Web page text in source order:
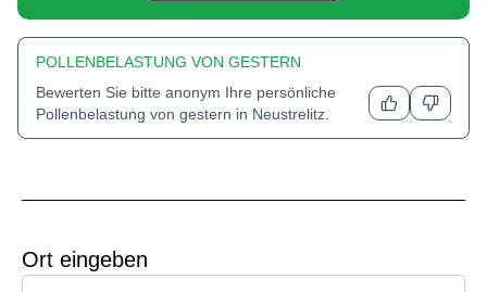
POLLENBELASTUNG VON GESTERN
Bewerten Sie bitte anonym Ihre persönliche
Pollenbelastung von gestern in Neustrelitz.
Ort eingeben